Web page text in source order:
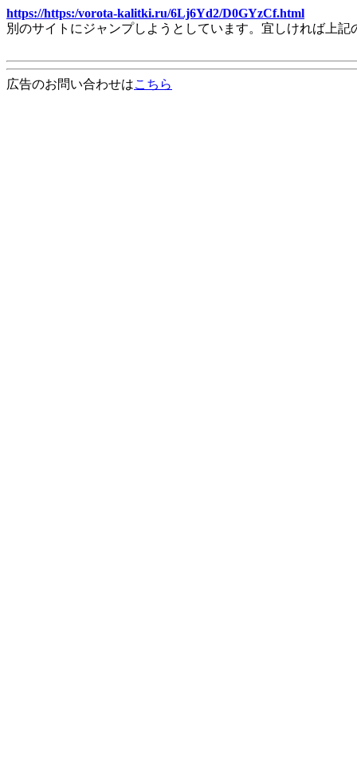
https://https:/vorota-kalitki.ru/6Lj6Yd2/D0GYzCf.html
別のサイトにジャンプしようとしています。宜しければ上
広告のお問い合わせはこちら